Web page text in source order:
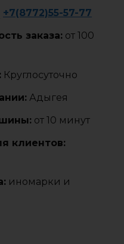
+7(8772)55-57-77
заказа: от 100
Круглосуточно
Адыгея
от 10 минут
клиентов:
иномарки и